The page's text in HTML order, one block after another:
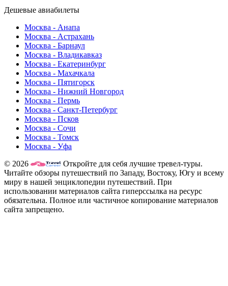
Дешевые авиабилеты
Москва - Анапа
Москва - Астрахань
Москва - Барнаул
Москва - Владикавказ
Москва - Екатеринбург
Москва - Махачкала
Москва - Пятигорск
Москва - Нижний Новгород
Москва - Пермь
Москва - Санкт-Петербург
Москва - Псков
Москва - Сочи
Москва - Томск
Москва - Уфа
© 2026
Откройте для себя лучшие тревел-туры.
Читайте обзоры путешествий по Западу, Востоку, Югу и всему
миру в нашей энциклопедии путешествий. При
использовании материалов сайта гиперссылка на ресурс
обязательна. Полное или частичное копирование материалов
сайта запрещено.